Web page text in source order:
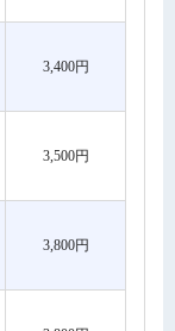
3,400円
3,500円
3,800円